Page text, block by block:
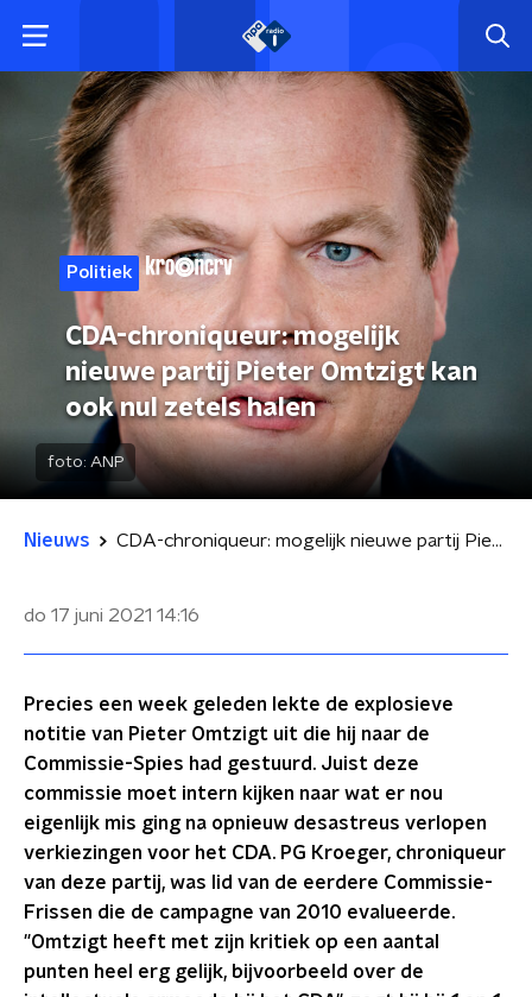
Politiek
CDA-chroniqueur: mogelijk
nieuwe partij Pieter Omtzigt kan
ook nul zetels halen
foto: ANP
Nieuws CDA-chroniqueur: mogelijk nieuwe partij Pieter Omtzigt kan ook nul zetels halen
do 17 juni 2021 14:16
Precies een week geleden lekte de explosieve
notitie van Pieter Omtzigt uit die hij naar de
Commissie-Spies had gestuurd. Juist deze
commissie moet intern kijken naar wat er nou
eigenlijk mis ging na opnieuw desastreus verlopen
verkiezingen voor het CDA. PG Kroeger, chroniqueur
van deze partij, was lid van de eerdere Commissie-
Frissen die de campagne van 2010 evalueerde.
"Omtzigt heeft met zijn kritiek op een aantal
punten heel erg gelijk, bijvoorbeeld over de